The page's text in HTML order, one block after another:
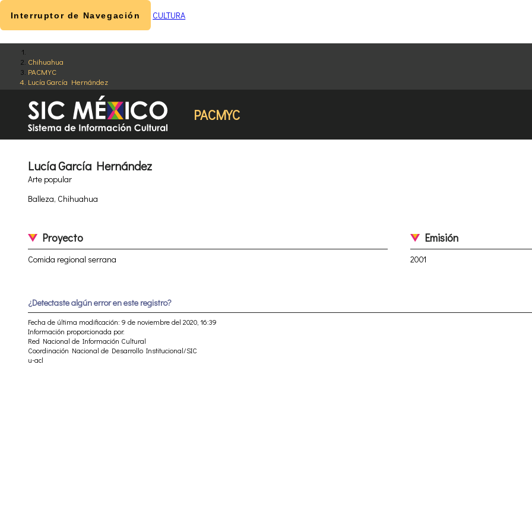
Chihuahua
PACMYC
Lucía García Hernández
PACMYC
Interruptor de Navegación CULTURA
Lucía García Hernández
Arte popular
Balleza, Chihuahua
Proyecto
Comida regional serrana
Emisión
2001
¿Detectaste algún error en este registro?
Fecha de última modificación: 9 de noviembre del 2020, 16:39
Información proporcionada por:
Red Nacional de Información Cultural
Coordinación Nacional de Desarrollo Institucional/SIC
u-acl